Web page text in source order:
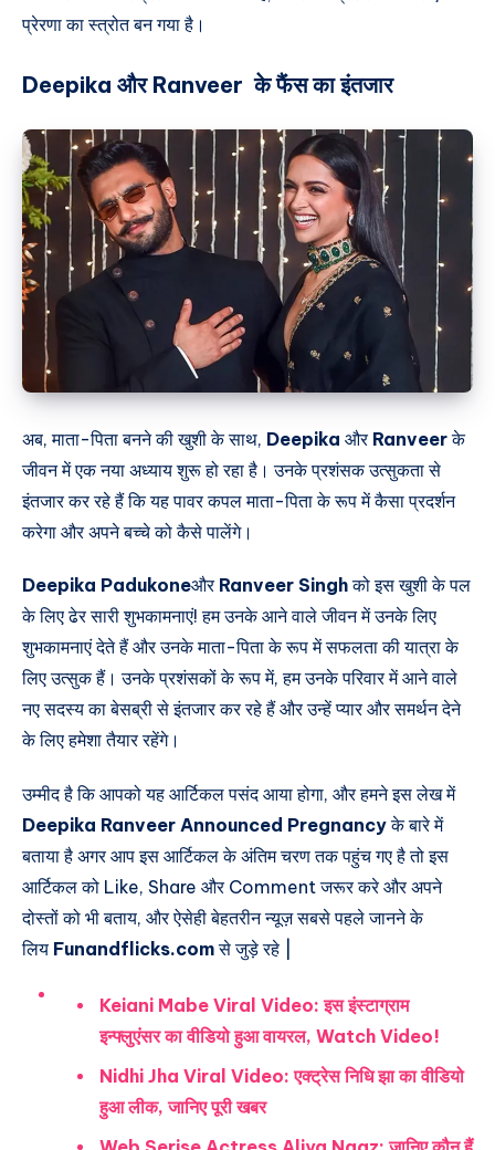
प्रेरणा का स्त्रोत बन गया है।
Deepika और Ranveer के फैंस का इंतजार
अब, माता-पिता बनने की खुशी के साथ, Deepika और Ranveerके
जीवन में एक नया अध्याय शुरू हो रहा है। उनके प्रशंसक उत्सुकता से
इंतजार कर रहे हैं कि यह पावर कपल माता-पिता के रूप में कैसा प्रदर्शन
करेगा और अपने बच्चे को कैसे पालेंगे।
Deepika Padukoneऔर Ranveer Singhको इस खुशी के पल
के लिए ढेर सारी शुभकामनाएं! हम उनके आने वाले जीवन में उनके लिए
शुभकामनाएं देते हैं और उनके माता-पिता के रूप में सफलता की यात्रा के
लिए उत्सुक हैं। उनके प्रशंसकों के रूप में, हम उनके परिवार में आने वाले
नए सदस्य का बेसब्री से इंतजार कर रहे हैं और उन्हें प्यार और समर्थन देने
के लिए हमेशा तैयार रहेंगे।
उम्मीद है कि आपको यह आर्टिकल पसंद आया होगा, और हमने इस लेख में
Deepika Ranveer Announced Pregnancyके बारे में
बताया है अगर आप इस आर्टिकल के अंतिम चरण तक पहुंच गए है तो इस
आर्टिकल को Like, Share और Comment जरूर करे और अपने
दोस्तों को भी बताय, और ऐसेही बेहतरीन न्यूज़ सबसे पहले जानने के
लिय Funandflicks.comसे जुड़े रहे |
Keiani Mabe Viral Video: इस इंस्टाग्राम
इन्फ्लुएंसर का वीडियो हुआ वायरल, Watch Video!
Nidhi Jha Viral Video: एक्ट्रेस निधि झा का वीडियो
हुआ लीक, जानिए पूरी खबर